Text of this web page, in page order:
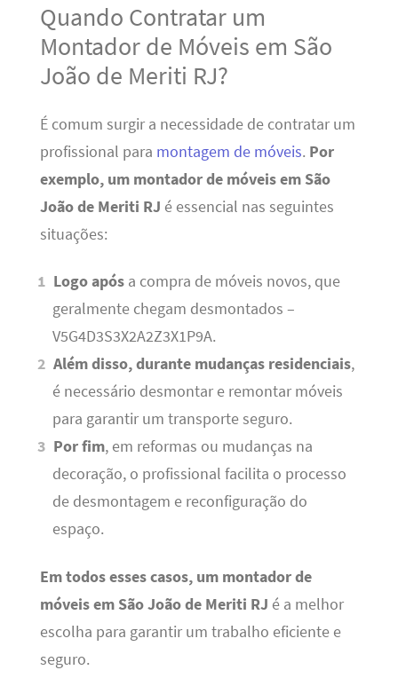
Quando Contratar um
Montador de Móveis em São
João de Meriti RJ?
É comum surgir a necessidade de contratar um
profissional para montagem de móveis. Por
exemplo, um montador de móveis em São
João de Meriti RJ é essencial nas seguintes
situações:
Logo após a compra de móveis novos, que
geralmente chegam desmontados –
V5G4D3S3X2A2Z3X1P9A.
Além disso, durante mudanças residenciais,
é necessário desmontar e remontar móveis
para garantir um transporte seguro.
Por fim, em reformas ou mudanças na
decoração, o profissional facilita o processo
de desmontagem e reconfiguração do
espaço.
Em todos esses casos, um montador de
móveis em São João de Meriti RJ é a melhor
escolha para garantir um trabalho eficiente e
seguro.